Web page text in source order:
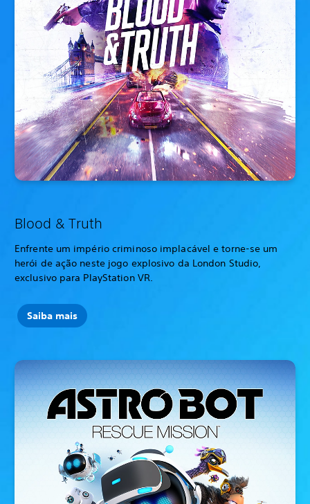
Blood & Truth
Enfrente um império criminoso implacável e torne-se um
herói de ação neste jogo explosivo da London Studio,
exclusivo para PlayStation VR.
Saiba mais